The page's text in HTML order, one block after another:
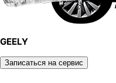
GEELY
Записаться на сервис